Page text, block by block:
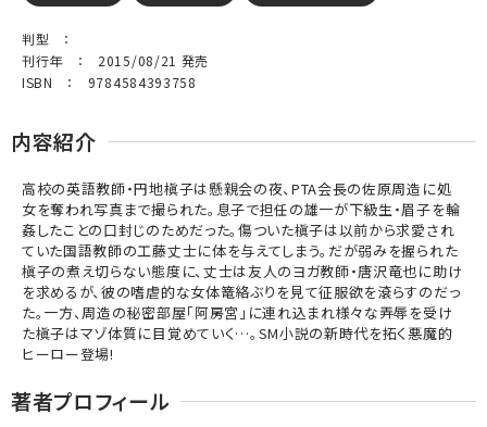
判型 ：
刊行年 ： 2015/08/21 発売
ISBN ： 9784584393758
内容紹介
高校の英語教師・円地槇子は懸親会の夜、PTA会長の佐原周造に処
女を奪われ写真まで撮られた。息子で担任の雄一が下級生・眉子を輪
姦したことの口封じのためだった。傷ついた槇子は以前から求愛され
ていた国語教師の工藤丈士に体を与えてしまう。だが弱みを握られた
槇子の煮え切らない態度に、丈士は友人のヨガ教師・唐沢竜也に助け
を求めるが、彼の嗜虐的な女体篭絡ぶりを見て征服欲を滾らすのだっ
た。一方、周造の秘密部屋「阿房宮」に連れ込まれ様々な弄辱を受け
た槇子はマゾ体質に目覚めていく…。SM小説の新時代を拓く悪魔的
ヒーロー登場!
著者プロフィール